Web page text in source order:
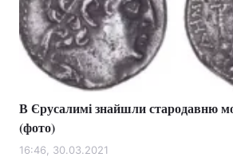
В Єрусалимі знайшли стародавню
(фото)
16:46, 30.03.2021